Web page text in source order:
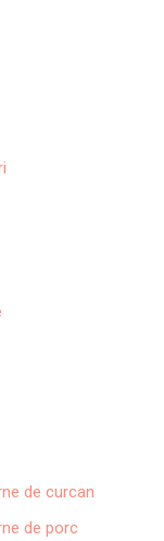
de curcan
de porc